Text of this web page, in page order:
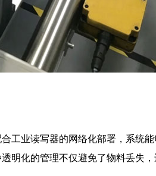
工业读写器的网络化部署，系统
明化的管理不仅避免了物料丢失